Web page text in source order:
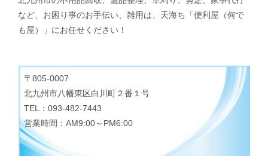
など、お困り事のお手伝い、雑用は、天海ち「便利屋（何で
も屋）」にお任せください！
〒805-0007
北九州市八幡東区白川町２番１号
TEL：093-482-7443
営業時間：AM9:00～PM6:00